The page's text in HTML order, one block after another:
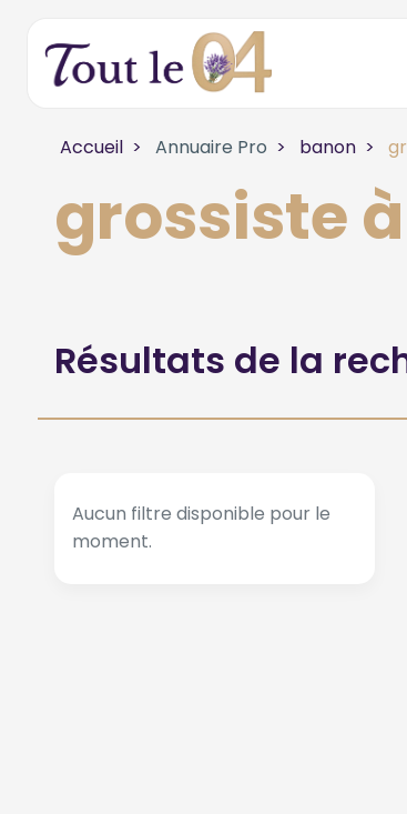
Accueil Annuaire Pro banon
grossiste à
Résultats de la
Aucun filtre disponible pour le
moment.